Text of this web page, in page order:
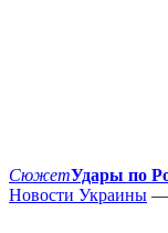
СюжетУдары по
Новости Украины —